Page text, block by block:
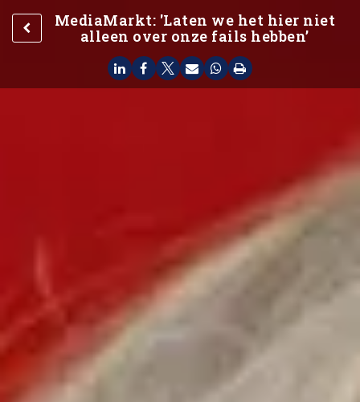
MediaMarkt: 'Laten we het hier niet
alleen over onze fails hebben’